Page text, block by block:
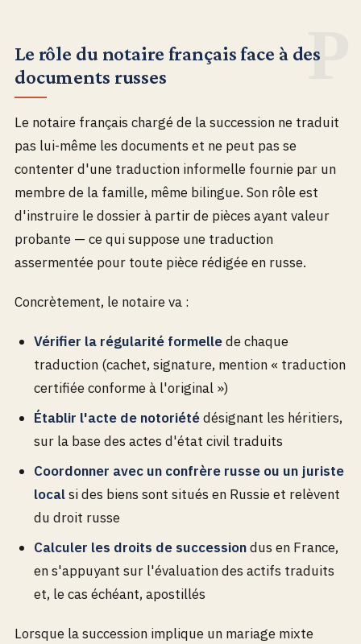
Le rôle du notaire français face à des
documents russes
Le notaire français chargé de la succession ne traduit
pas lui-même les documents et ne peut pas se
contenter d'une traduction informelle fournie par un
membre de la famille, même bilingue. Son rôle est
d'instruire le dossier à partir de pièces ayant valeur
probante — ce qui suppose une traduction
assermentée pour toute pièce rédigée en russe.
Concrètement, le notaire va :
Vérifier la régularité formellede chaque
traduction (cachet, signature, mention « traduction
certifiée conforme à l'original »)
Établir l'acte de notoriétédésignant les héritiers,
sur la base des actes d'état civil traduits
Coordonner avec un confrère russe ou un juriste
localsi des biens sont situés en Russie et relèvent
du droit russe
Calculer les droits de successiondus en France,
en s'appuyant sur l'évaluation des actifs traduits
et, le cas échéant, apostillés
Lorsque la succession implique un mariage mixte